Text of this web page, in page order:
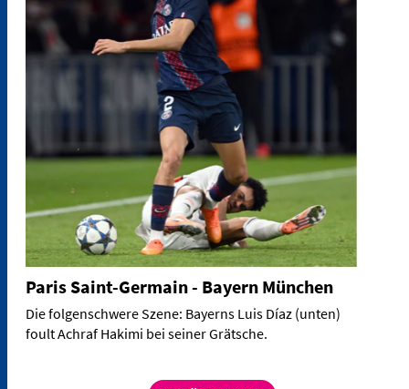
Paris Saint-Germain - Bayern München
Die folgenschwere Szene: Bayerns Luis Díaz (unten)
foult Achraf Hakimi bei seiner Grätsche.